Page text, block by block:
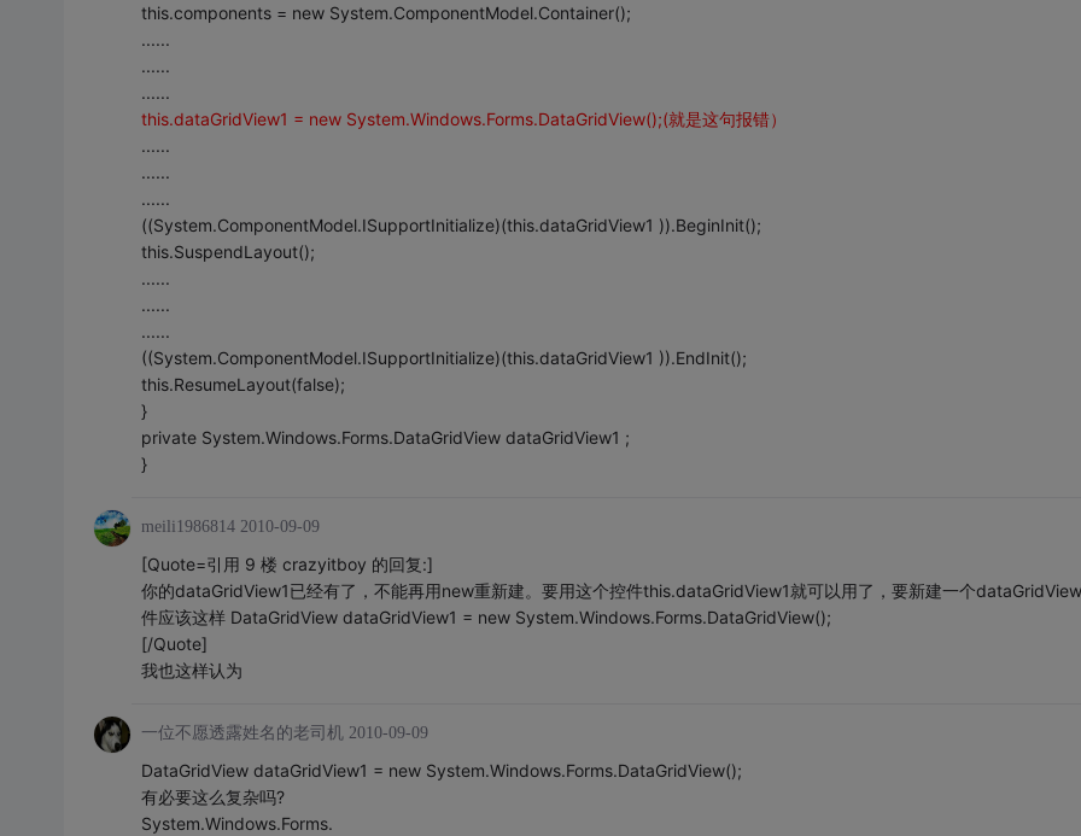
this.components = new System.ComponentModel.Container();
......
......
......
this.dataGridView1 = new System.Windows.Forms.DataGridView();(就是这句报错）
......
......
......
((System.ComponentModel.ISupportInitialize)(this.dataGridView1 )).BeginInit();
this.SuspendLayout();
......
......
......
((System.ComponentModel.ISupportInitialize)(this.dataGridView1 )).EndInit();
this.ResumeLayout(false);
}
private System.Windows.Forms.DataGridView dataGridView1 ;
}
meili1986814 2010-09-09
[Quote=引用 9 楼 crazyitboy 的回复:]
你的dataGridView1已经有了，不能再用new重新建。要用这个控件this.dataGridView1就可以用了，要新建一个
件应该这样 DataGridView dataGridView1 = new System.Windows.Forms.DataGridView();
[/Quote]
我也这样认为
一位不愿透露姓名的老司机 2010-09-09
DataGridView dataGridView1 = new System.Windows.Forms.DataGridView();
有必要这么复杂吗?
System.Windows.Forms.